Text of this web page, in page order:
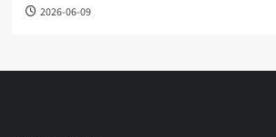
2026-06-09